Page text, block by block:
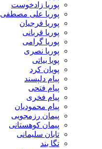
پوریا زادخوست
پوریا علی مصطفی
پوریا فرجیان
پوریا قربانی
پوریا گرامی
پوریا نصری
پویا بیاتی
پویان کرد
پیام دلپسند
پیام فتحی
پیام فخری
پیام محمودیان
پیمان رزمجویی
پیمان کوهستانی
تابان سلیمانی
تگا بند